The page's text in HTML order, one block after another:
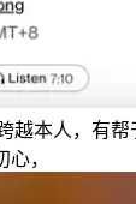
本人，有
，